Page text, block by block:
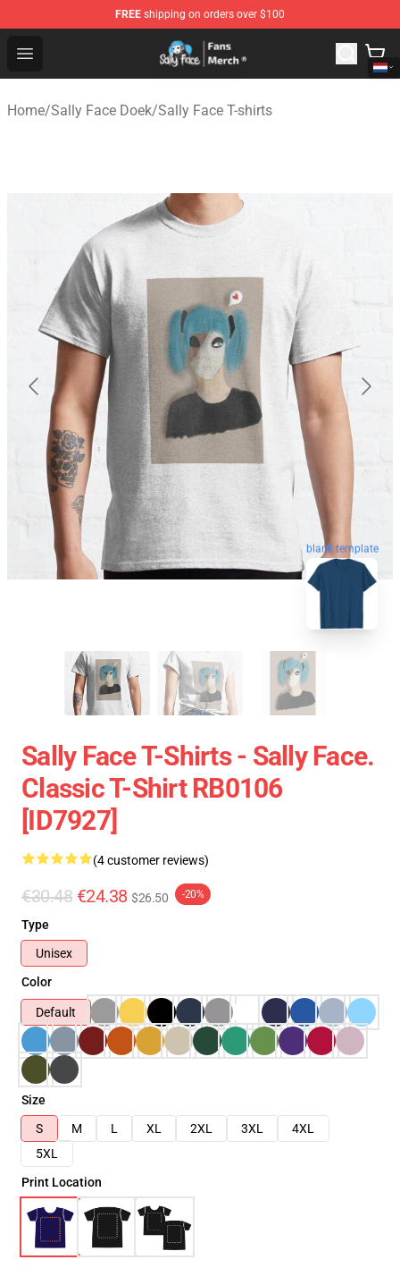
FREE shipping on orders over $100
Open menu
Sally Face Store - Official Sally Face Merchandise Shop
Home/Sally Face Doek/Sally Face T-shirts
blank template
Sally Face T-Shirts - Sally Face.
Classic T-Shirt RB0106
[ID7927]
(4 customer reviews)
€30.48 €24.38 $26.50 -20%
Type
Unisex
Color
Default
Size
S
M L XL 2XL 3XL
4XL
5XL
Print Location